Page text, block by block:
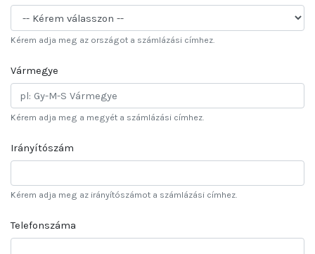
Kérem adja meg az országot a számlázási címhez.
Vármegye
Kérem adja meg a megyét a számlázási címhez.
Irányítószám
Kérem adja meg az irányítószámot a számlázási címhez.
Telefonszáma